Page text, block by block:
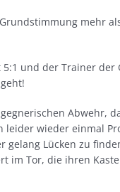
mehr
und der Trainer
Abwehr,
wieder einmal
Lücken zu
im Tor, die ihren